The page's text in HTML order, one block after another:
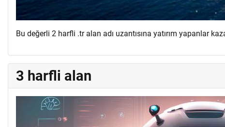
Bu değerli 2 harfli .tr alan adı uzantısına yatırım yapanlar
3 harfli alan